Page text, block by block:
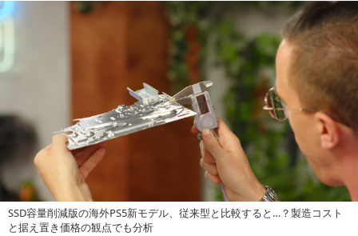
SSD容量削減版の海外PS5新モデル、従来型と比較すると…？製造コスト
と据え置き価格の観点でも分析